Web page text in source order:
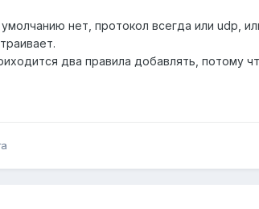
нет, протокол всегда или udp,
два правила добавлять, потому